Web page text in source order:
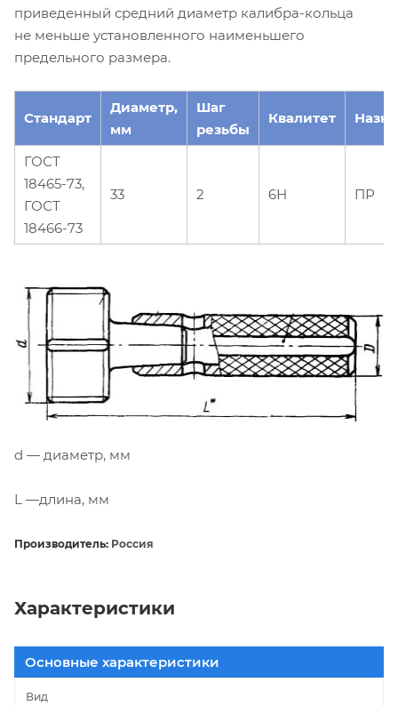
приведенный средний диаметр калибра-кольца
не меньше установленного наименьшего
предельного размера.
Стандарт
Диаметр,
мм
Шаг
резьбы
Квалитет
ГОСТ
18465-73,
ГОСТ
18466-73
33 2 6Н ПР
d — диаметр, мм
L —длина, мм
Производитель: Россия
Характеристики
Основные характеристики
Вид